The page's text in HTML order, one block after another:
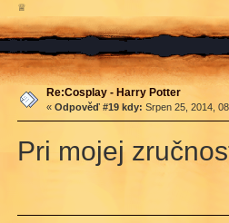
♕
Re:Cosplay - Harry Potter
« Odpověď #19 kdy: Srpen 25, 2014,
Pri mojej